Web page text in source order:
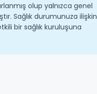
olup yalnızca genel
Sağlık durumunuza ilişkin
bir sağlık kuruluşuna